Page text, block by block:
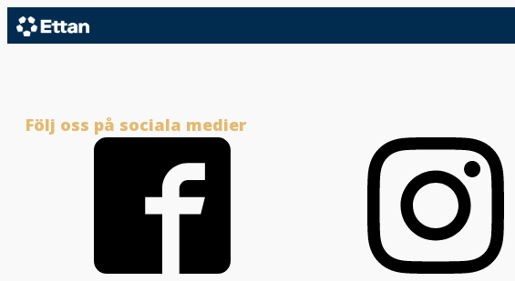
Följ oss på sociala medier